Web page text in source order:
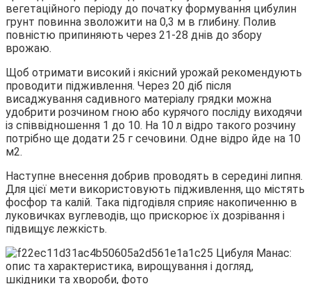
вегетаційного періоду до початку формування цибулин
грунт повинна зволожити на 0,3 м в глибину. Полив
повністю припиняють через 21-28 днів до збору
врожаю.
Щоб отримати високий і якісний урожай рекомендують
проводити підживлення. Через 20 діб після
висаджування садивного матеріалу грядки можна
удобрити розчином гною або курячого посліду виходячи
із співвідношення 1 до 10. На 10 л відро такого розчину
потрібно ще додати 25 г сечовини. Одне відро йде на 10
м2.
Наступне внесення добрив проводять в середині липня.
Для цієї мети використовують підживлення, що містять
фосфор та калій. Така підгодівля сприяє накопиченню в
луковичках вуглеводів, що прискорює їх дозрівання і
підвищує лежкість.